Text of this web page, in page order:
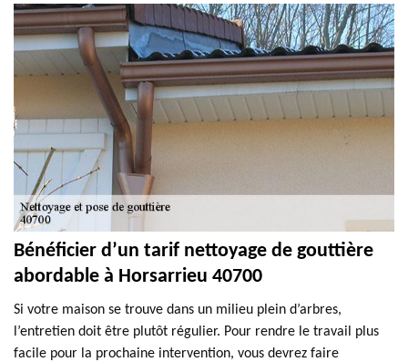
Bénéficier d’un tarif nettoyage de gouttière
abordable à Horsarrieu 40700
Si votre maison se trouve dans un milieu plein d’arbres,
l’entretien doit être plutôt régulier. Pour rendre le travail plus
facile pour la prochaine intervention, vous devrez faire